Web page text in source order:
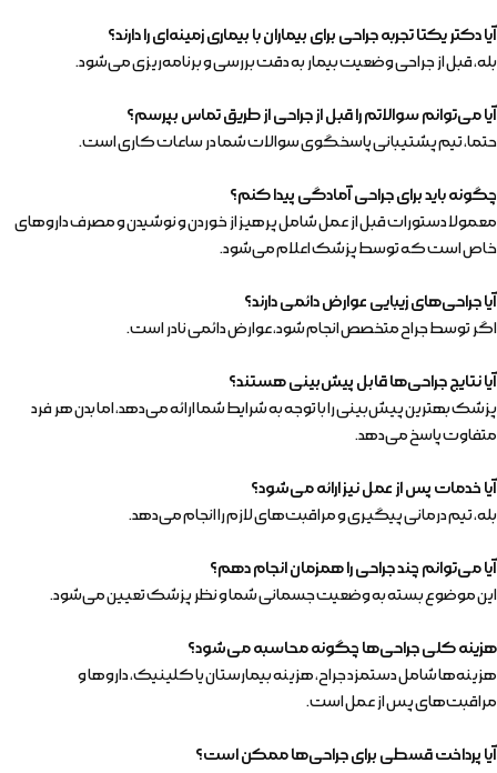
آیا دکتر یکتا تجربه جراحی برای بیماران با بیماری زمینه‌ای را دارند؟
بله، قبل از جراحی وضعیت بیمار به دقت بررسی و برنامه‌ریزی می‌شود.
آیا می‌توانم سوالاتم را قبل از جراحی از طریق تماس بپرسم؟
حتما، تیم پشتیبانی پاسخگوی سوالات شما در ساعات کاری است.
چگونه باید برای جراحی آمادگی پیدا کنم؟
معمولا دستورات قبل از عمل شامل پرهیز از خوردن و نوشیدن و مصرف داروهای
خاص است که توسط پزشک اعلام می‌شود.
آیا جراحی‌های زیبایی عوارض دائمی دارند؟
اگر توسط جراح متخصص انجام شود، عوارض دائمی نادر است.
آیا نتایج جراحی‌ها قابل پیش‌بینی هستند؟
پزشک بهترین پیش‌بینی را با توجه به شرایط شما ارائه می‌دهد، اما بدن هر فرد
متفاوت پاسخ می‌دهد.
آیا خدمات پس از عمل نیز ارائه می‌شود؟
بله، تیم درمانی پیگیری و مراقبت‌های لازم را انجام می‌دهد.
آیا می‌توانم چند جراحی را همزمان انجام دهم؟
این موضوع بسته به وضعیت جسمانی شما و نظر پزشک تعیین می‌شود.
هزینه کلی جراحی‌ها چگونه محاسبه می‌شود؟
هزینه‌ها شامل دستمزد جراح، هزینه بیمارستان یا کلینیک، داروها و
مراقبت‌های پس از عمل است.
آیا پرداخت قسطی برای جراحی‌ها ممکن است؟